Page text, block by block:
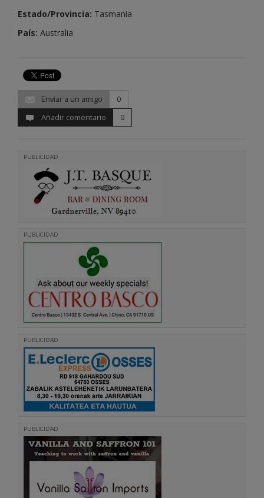
Estado/Provincia: Tasmania
País: Australia
Enviar a un amigo
0
Añadir comentario
0
PUBLICIDAD
PUBLICIDAD
PUBLICIDAD
PUBLICIDAD